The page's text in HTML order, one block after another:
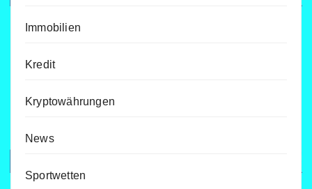
Immobilien
Kredit
Kryptowährungen
News
Sportwetten